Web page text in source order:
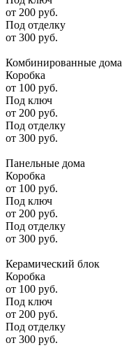
от 200 руб.
Под отделку
от 300 руб.
Комбинированные дома
Коробка
от 100 руб.
Под ключ
от 200 руб.
Под отделку
от 300 руб.
Панельные дома
Коробка
от 100 руб.
Под ключ
от 200 руб.
Под отделку
от 300 руб.
Керамический блок
Коробка
от 100 руб.
Под ключ
от 200 руб.
Под отделку
от 300 руб.